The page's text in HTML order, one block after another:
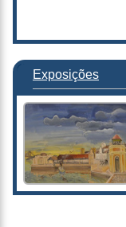
Exposições